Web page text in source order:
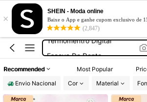
×
SHEIN - Moda online
Baixe o App e ganhe cupom exclusivo de
(2,847)
Bebê
Buba
Termomentro Digital
Escova De Dente
Buba
Recommended Most Popular
Envio Nacional
Cor Material